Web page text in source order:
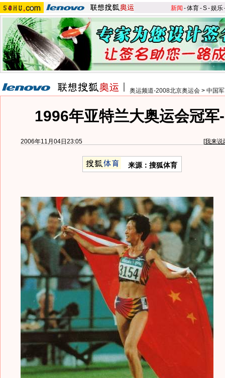
新闻 -体育-S-娱乐
奥运频道-2008北京奥运会 > 中国
1996年亚特兰大奥运会冠军
2006年11月04日23:05 [我来说
来源：搜狐体育